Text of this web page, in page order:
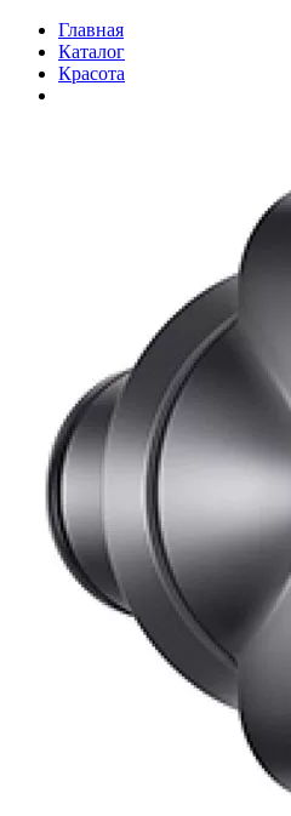
Главная
Каталог
Красота